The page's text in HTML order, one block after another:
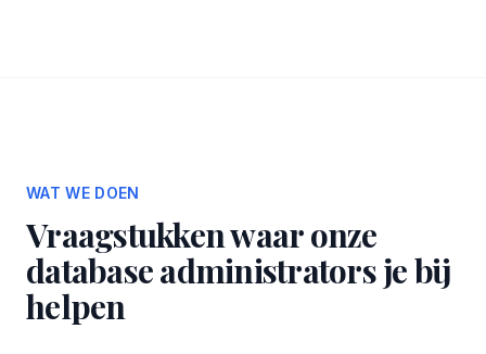
WAT WE DOEN
Vraagstukken waar onze
database administrators je bij
helpen